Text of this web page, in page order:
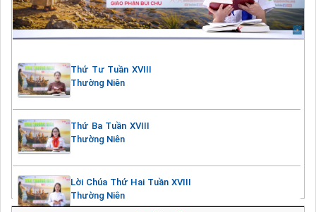
Thứ Tư Tuần XVIII
Thường Niên
Thứ Ba Tuần XVIII
Thường Niên
Lời Chúa Thứ Hai Tuần XVIII
Thường Niên